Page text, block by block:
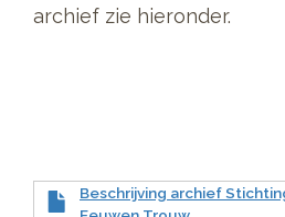
archief zie hieronder.
Beschrijving archief